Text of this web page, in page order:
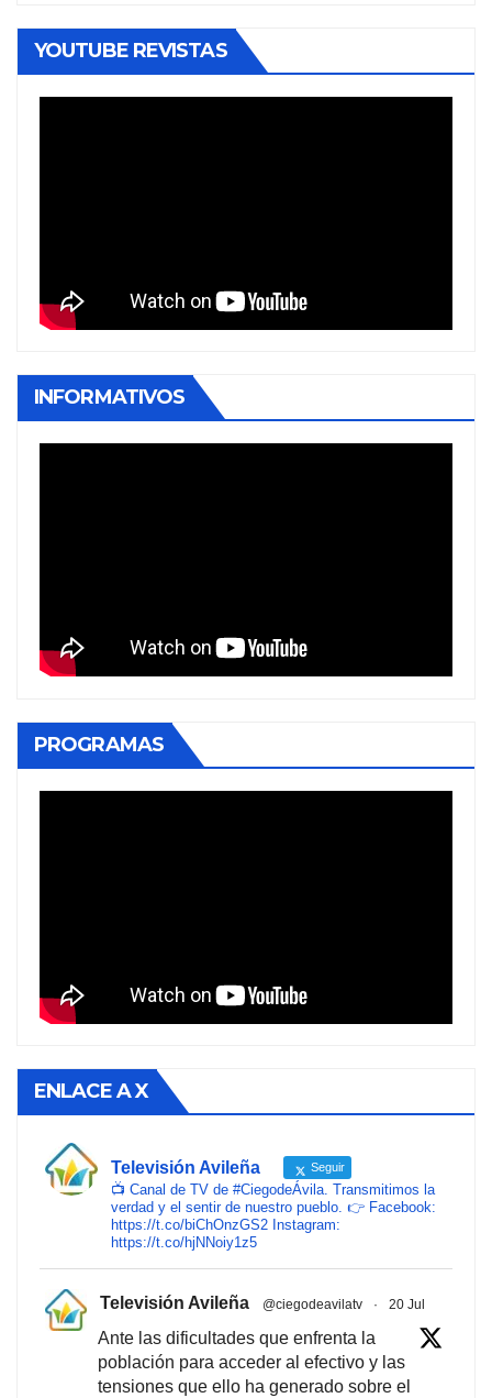
YOUTUBE REVISTAS
INFORMATIVOS
PROGRAMAS
ENLACE A X
Televisión Avileña Seguir
📺 Canal de TV de #CiegodeÁvila. Transmitimos la
verdad y el sentir de nuestro pueblo. 👉 Facebook:
https://t.co/biChOnzGS2 Instagram:
https://t.co/hjNNoiy1z5
Televisión Avileña @ciegodeavilatv · 20 Jul
Ante las dificultades que enfrenta la
población para acceder al efectivo y las
tensiones que ello ha generado sobre el